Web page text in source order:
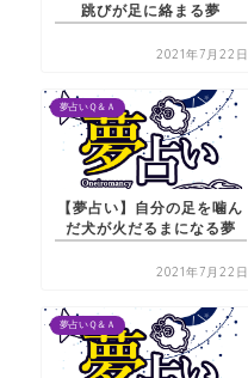
跳びが足に絡まる夢
2021年7月22日
夢占いＱ＆Ａ
【夢占い】自分の足を噛ん
だ犬が火だるまになる夢
2021年7月22日
夢占いＱ＆Ａ